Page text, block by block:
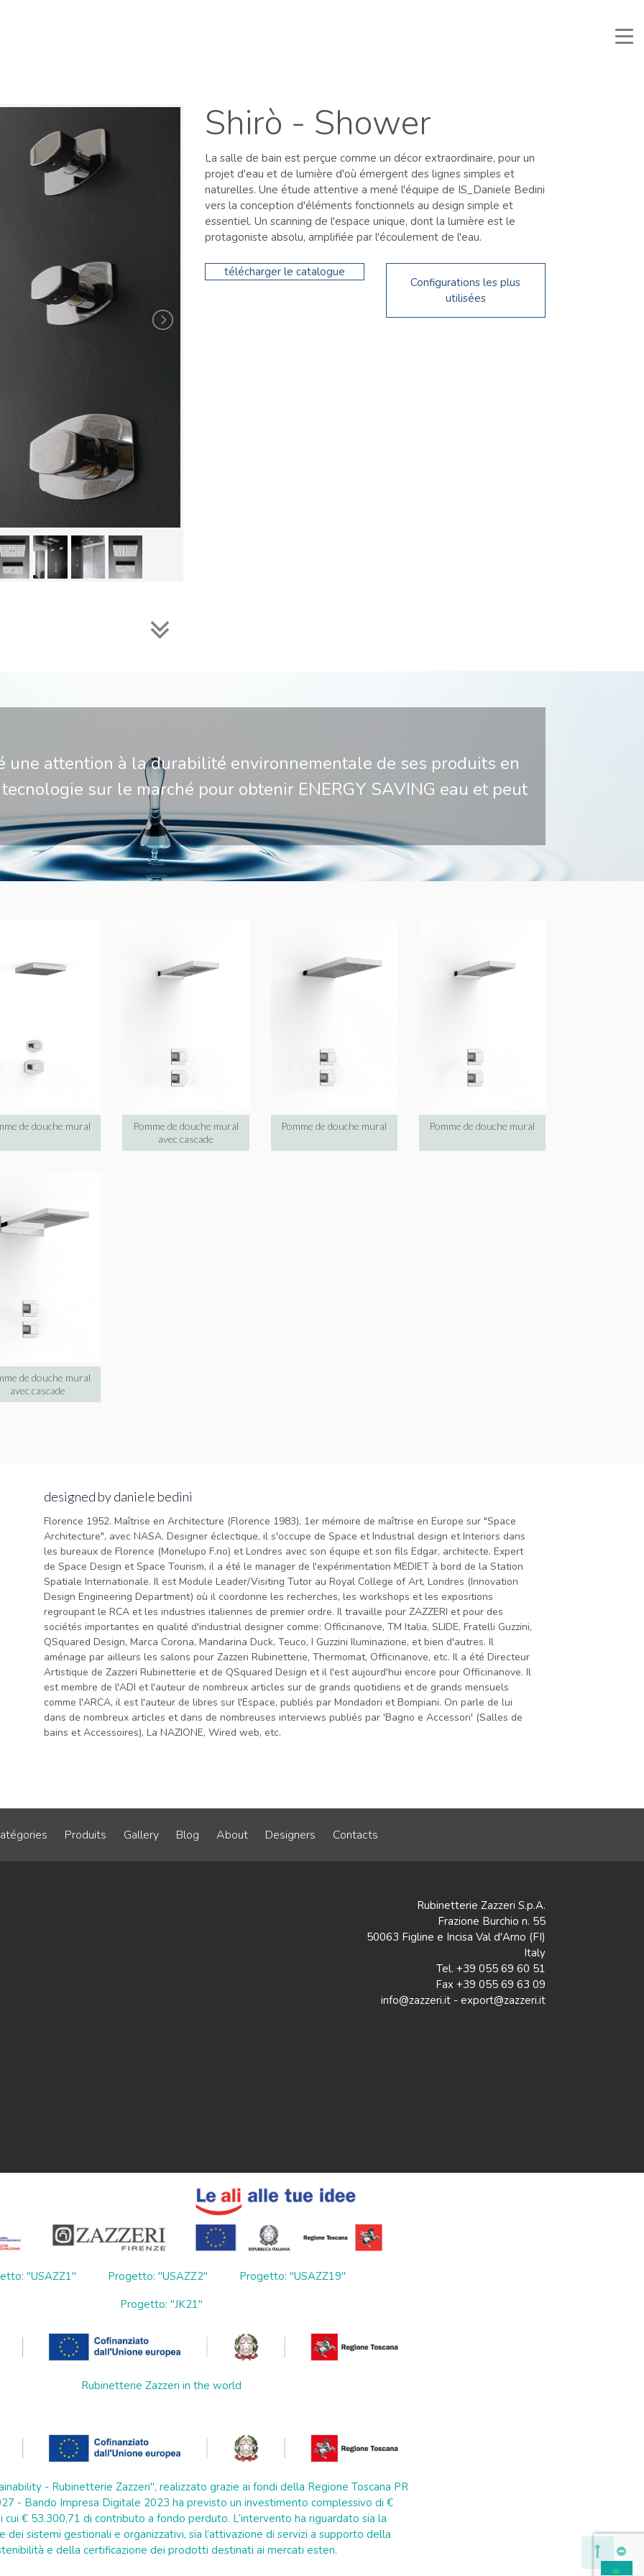
Shirò - Shower
La salle de bain est perçue comme un décor extraordinaire, pour un
projet d'eau et de lumière d'où émergent des lignes simples et
naturelles. Une étude attentive a mené l'équipe de IS_Daniele Bedini
vers la conception d'éléments fonctionnels au design simple et
essentiel. Un scanning de l'espace unique, dont la lumière est le
protagoniste absolu, amplifiée par l'écoulement de l'eau.
télécharger le catalogue
Configurations les plus
utilisées
une attention à la durabilité environnementale de ses produits en
sur le marché pour obtenir ENERGY SAVING eau et peut
de douche mural
Pomme de douche mural
avec cascade
Pomme de douche mural Pomme de douche mural
de douche mural
avec cascade
designed by daniele bedini
Florence 1952. Maîtrise en Architecture (Florence 1983), 1er mémoire de maîtrise en Europe sur "Space
Architecture", avec NASA. Designer éclectique, il s'occupe de Space et Industrial design et Interiors dans
les bureaux de Florence (Monelupo F.no) et Londres avec son équipe et son fils Edgar, architecte. Expert
de Space Design et Space Tourism, il a été le manager de l'expérimentation MEDIET à bord de la Station
Spatiale Internationale. Il est Module Leader/Visiting Tutor au Royal College of Art, Londres (Innovation
Design Engineering Department) où il coordonne les recherches, les workshops et les expositions
regroupant le RCA et les industries italiennes de premier ordre. Il travaille pour ZAZZERI et pour des
sociétés importantes en qualité d'industrial designer comme: Officinanove, TM Italia, SLIDE, Fratelli Guzzini,
QSquared Design, Marca Corona, Mandarina Duck, Teuco, I Guzzini Iluminazione, et bien d'autres. Il
aménage par ailleurs les salons pour Zazzeri Rubinetterie, Thermomat, Officinanove, etc. Il a été Directeur
Artistique de Zazzeri Rubinetterie et de QSquared Design et il l'est aujourd'hui encore pour Officinanove. Il
est membre de l'ADI et l'auteur de nombreux articles sur de grands quotidiens et de grands mensuels
comme l'ARCA, il est l'auteur de libres sur l'Espace, publiés par Mondadori et Bompiani. On parle de lui
dans de nombreux articles et dans de nombreuses interviews publiés par 'Bagno e Accessori' (Salles de
bains et Accessoires), La NAZIONE, Wired web, etc.
Produits Gallery Blog About Designers Contacts
Rubinetterie Zazzeri S.p.A.
Frazione Burchio n. 55
50063 Figline e Incisa Val d'Arno (FI)
Italy
Tel. +39 055 69 60 51
Fax +39 055 69 63 09
info@zazzeri.it - export@zazzeri.it
"USAZZ1" Progetto: "USAZZ2"
Progetto: "USAZZ19"
Progetto: "JK21"
Rubinetterie Zazzeri in the world
- Rubinetterie Zazzeri", realizzato grazie ai fondi della Regione Toscana PR
- Bando Impresa Digitale 2023 ha previsto un investimento complessivo di €
cui € 53.300,71 di contributo a fondo perduto. L’intervento ha riguardato sia la
dei sistemi gestionali e organizzativi, sia l’attivazione di servizi a supporto della
e della certificazione dei prodotti destinati ai mercati esteri.